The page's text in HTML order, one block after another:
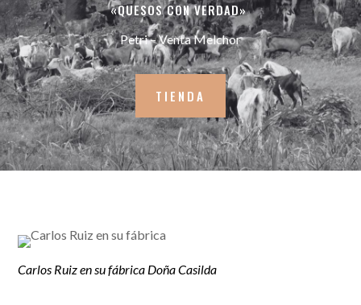
«QUESOS CON VERDAD»
Petri – Venta Melchor
TIENDA
Carlos Ruiz en su fábrica Doña Casilda